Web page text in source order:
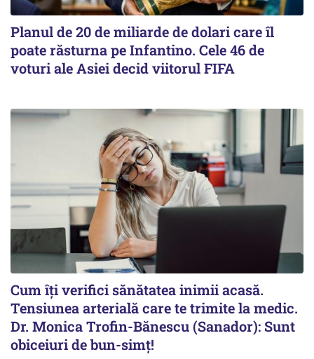
Planul de 20 de miliarde de dolari care îl
poate răsturna pe Infantino. Cele 46 de
voturi ale Asiei decid viitorul FIFA
Cum îți verifici sănătatea inimii acasă.
Tensiunea arterială care te trimite la medic.
Dr. Monica Trofin-Bănescu (Sanador): Sunt
obiceiuri de bun-simț!